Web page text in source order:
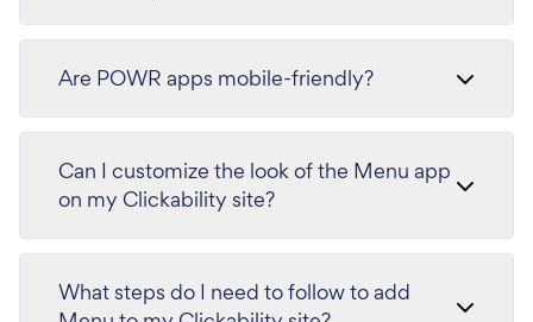
Are POWR apps mobile-friendly?
Can I customize the look of the Menu app
on my Clickability site?
What steps do I need to follow to add